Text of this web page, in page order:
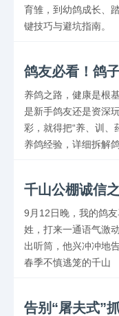
育雏，到幼鸽成长、
键技巧与避坑指南。
养鸽之路，健康是根
是新手鸽友还是资深
彩，就得把“养、训、
养鸽经验，详细拆解
千山公棚诚信
9月12日晚，我的鸽
姓，打来一通语气激
出听筒，他兴冲冲地
春季不慎逃笼的千山
告别“屠夫式”